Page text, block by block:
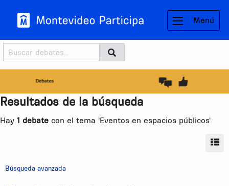
Menú
Buscador
Buscar BUSCAR
Resultados de la búsqueda
Hay 1 debate con el tema 'Eventos en espacios públicos'
Búsqueda avanzada